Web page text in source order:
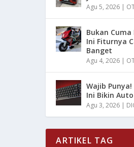
Agu 5, 2026 |
Bukan
Ini Fiturnya
Banget
Agu 4, 2026 |
Wajib
Ini Bikin Auto
Agu 3, 2026 |
ARTIKEL TAG